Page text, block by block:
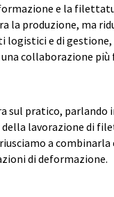
e la
la produzione, ma
logistici e di gestione,
collaborazione più
sul pratico, parlando
lavorazione di
a combinarla
di deformazione.